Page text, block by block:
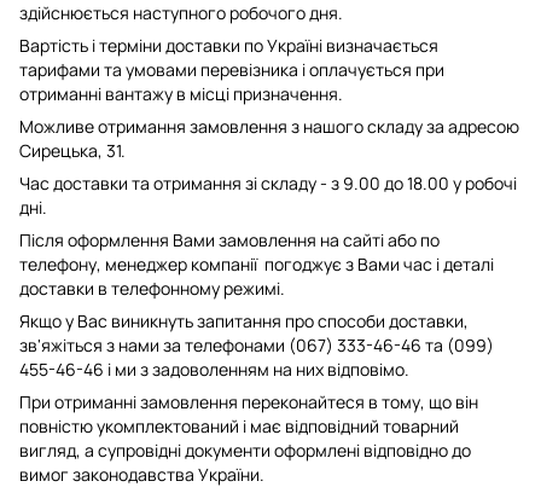
здійснюється наступного робочого дня.
Вартість і терміни доставки по Україні визначається
тарифами та умовами перевізника і оплачується при
отриманні вантажу в місці призначення.
Можливе отримання замовлення з нашого складу за адресою
Сирецька, 31.
Час доставки та отримання зі складу - з 9.00 до 18.00 у робочі
дні.
Після оформлення Вами замовлення на сайті або по
телефону, менеджер компанії погоджує з Вами час і деталі
доставки в телефонному режимі.
Якщо у Вас виникнуть запитання про способи доставки,
зв'яжіться з нами за телефонами (067) 333-46-46 та (099)
455-46-46 і ми з задоволенням на них відповімо.
При отриманні замовлення переконайтеся в тому, що він
повністю укомплектований і має відповідний товарний
вигляд, а супровідні документи оформлені відповідно до
вимог законодавства України.